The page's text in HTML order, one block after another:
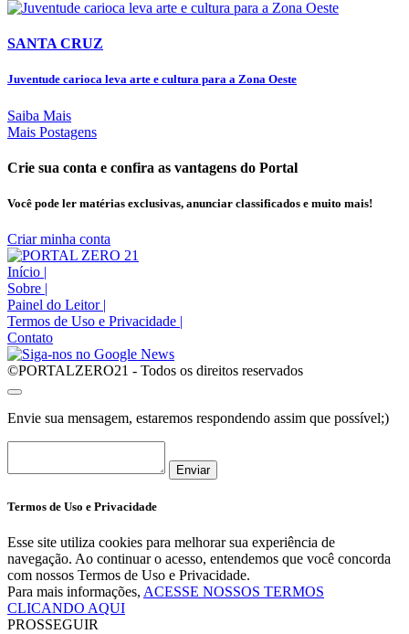
SANTA CRUZ
Juventude carioca leva arte e cultura para a Zona Oeste
Saiba Mais
Mais Postagens
Crie sua conta e confira as vantagens do Portal
Você pode ler matérias exclusivas, anunciar classificados e muito mais!
Criar minha conta
Início |
Sobre |
Painel do Leitor |
Termos de Uso e Privacidade |
Contato
©PORTALZERO21 - Todos os direitos reservados
Envie sua mensagem, estaremos respondendo assim que possível;)
Enviar
Termos de Uso e Privacidade
Esse site utiliza cookies para melhorar sua experiência de
navegação. Ao continuar o acesso, entendemos que você concorda
com nossos Termos de Uso e Privacidade.
Para mais informações, ACESSE NOSSOS TERMOS
CLICANDO AQUI
PROSSEGUIR